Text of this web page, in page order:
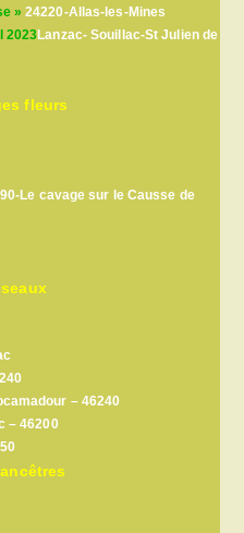
» 24220-Allas-les-Mines
2023Lanzac- Souillac-St Julien de
fleurs
Le cavage sur le Causse de
– 46240
– 46200